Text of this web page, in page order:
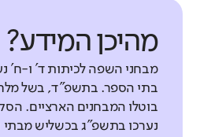
מהיכן המידע?
מבחני השפה לכיתות ד' ו-ח'
בתי הספר. בתשפ"ד, בשל
בוטלו המבחנים הארציים.
נערכו בתשפ"ג בכשליש